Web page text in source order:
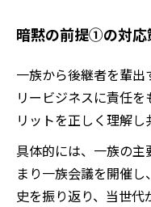
暗黙の前提①の対応
一族から後継者を輩
リービジネスに責任
リットを正しく理解し
具体的には、一族の
まり一族会議を開催
史を振り返り、当世